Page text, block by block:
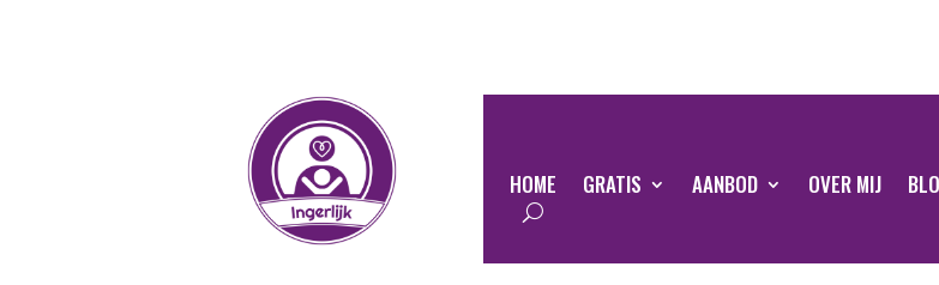
HOME GRATIS AANBOD OVER MIJ